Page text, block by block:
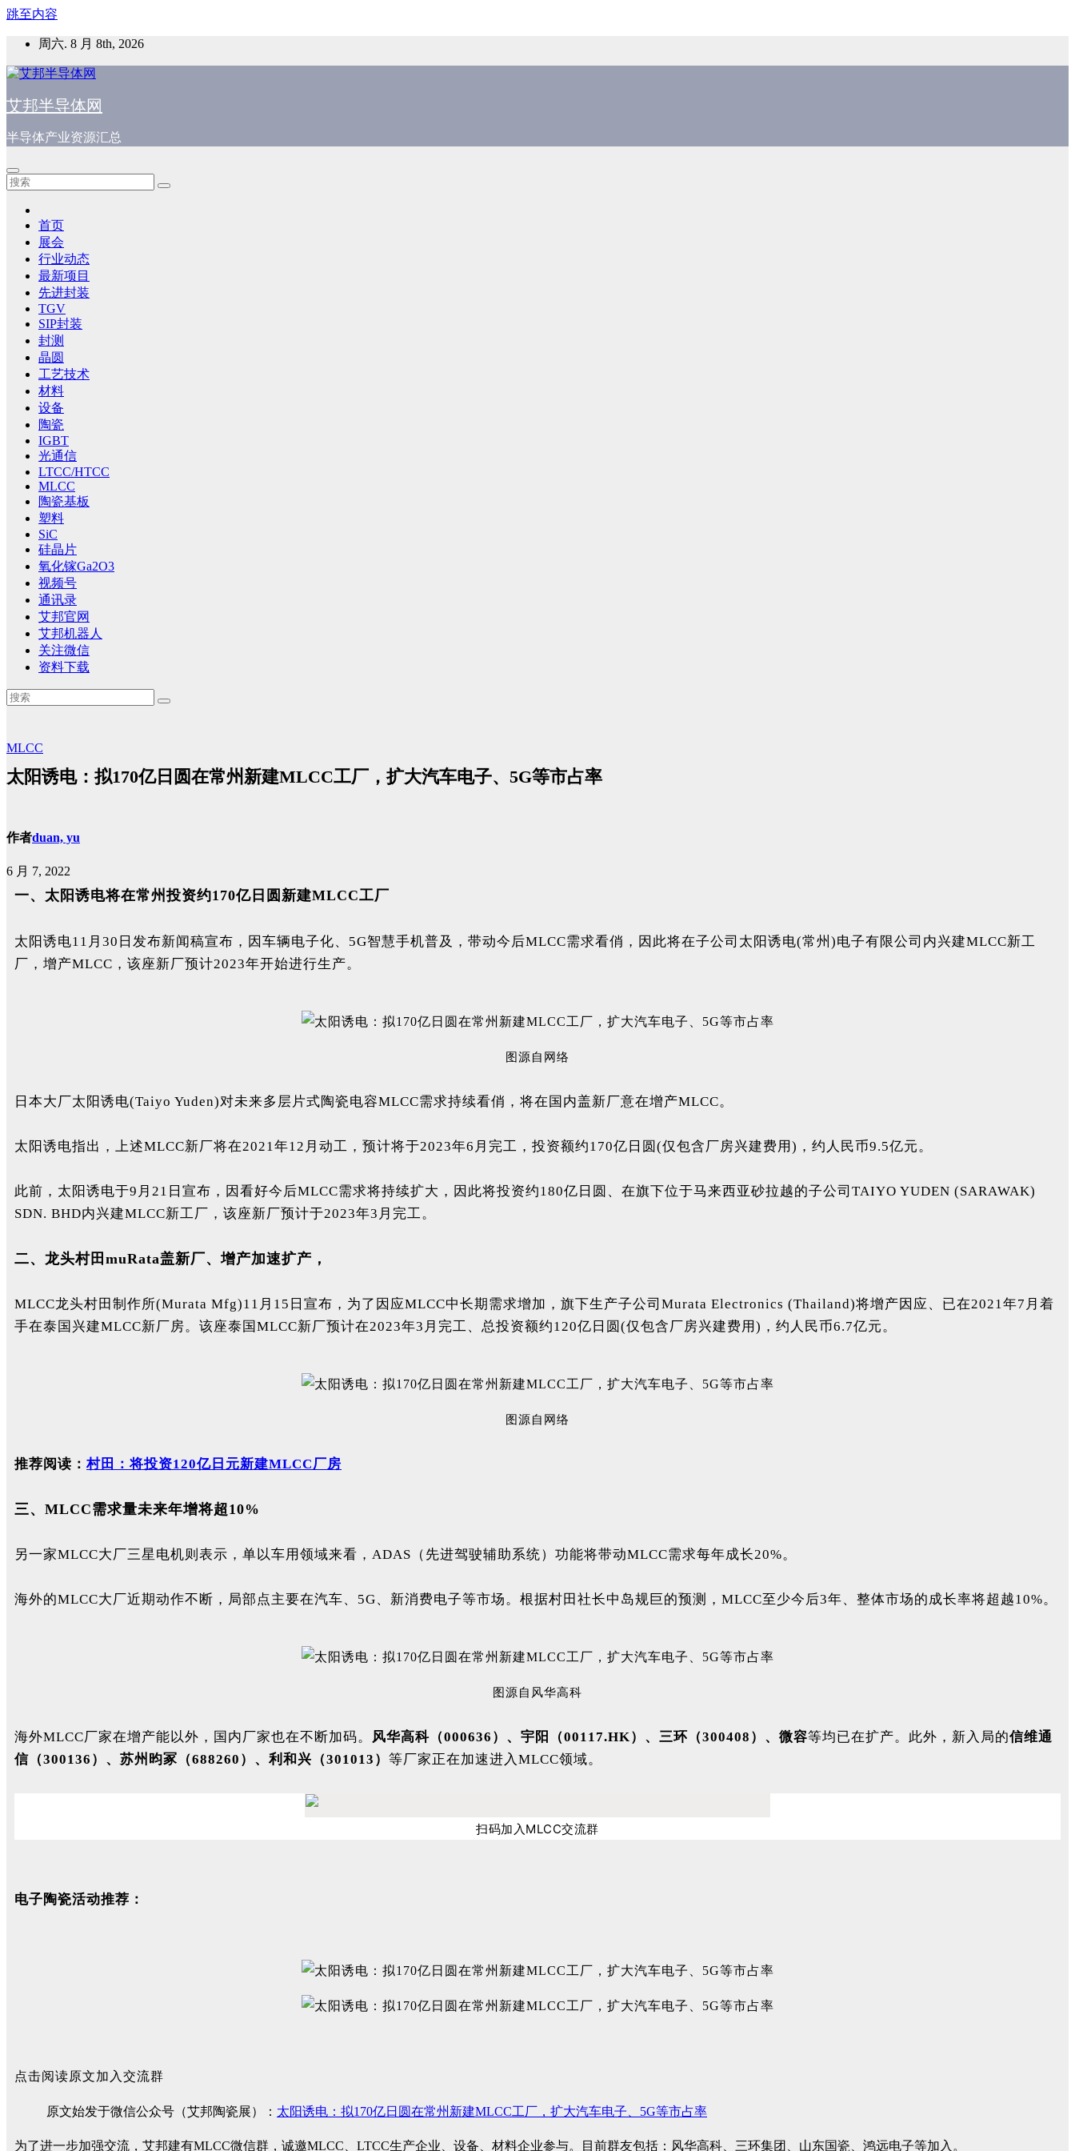
跳至内容
周六. 8 月 8th, 2026
艾邦半导体网
半导体产业资源汇总
首页
展会
行业动态
最新项目
先进封装
TGV
SIP封装
封测
晶圆
工艺技术
材料
设备
陶瓷
IGBT
光通信
LTCC/HTCC
MLCC
陶瓷基板
塑料
SiC
硅晶片
氧化镓Ga2O3
视频号
通讯录
艾邦官网
艾邦机器人
关注微信
资料下载
MLCC
太阳诱电：拟170亿日圆在常州新建MLCC工厂，扩大汽车电子、5G等市占率
作者duan, yu
6 月 7, 2022
一、太阳诱电将在常州投资约170亿日圆 新建MLCC工厂
太阳诱电11月30日发布新闻稿宣布，因车辆电子化、5G智慧手机普及，带动今后MLCC需求看俏，因此将在子公司太阳诱电(常州)电子有限公司内兴建MLCC新工
厂，增产MLCC，该座新厂预计2023年开始进行生产。
图源自网络
日本大厂太阳诱电(Taiyo Yuden)对未来多层片式陶瓷电容MLCC需求持续看俏，将在国内盖新厂意在增产MLCC。
太阳诱电指出，上述MLCC新厂将在2021年12月动工，预计将于2023年6月完工，投资额约170亿日圆(仅包含厂房兴建费用)，约人民币9.5亿元。
此前，太阳诱电于9月21日宣布，因看好今后MLCC需求将持续扩大，因此将投资约180亿日圆、在旗下位于马来西亚砂拉越的子公司TAIYO YUDEN (SARAWAK)
SDN. BHD内兴建MLCC新工厂，该座新厂预计于2023年3月完工。
二、龙头村田muRata盖新厂、增产加速扩产，
MLCC龙头村田制作所(Murata Mfg)11月15日宣布，为了因应MLCC中长期需求增加，旗下生产子公司Murata Electronics (Thailand)将增产因应、已在2021年7月着
手在泰国兴建MLCC新厂房。该座泰国MLCC新厂预计在2023年3月完工、总投资额约120亿日圆(仅包含厂房兴建费用)，约人民币6.7亿元。
图源自网络
推荐阅读：村田：将投资120亿日元新建MLCC厂房
三、MLCC需求量未来年增将超10%
另一家MLCC大厂三星电机则表示，单以车用领域来看，ADAS（先进驾驶辅助系统）功能将带动MLCC需求每年成长20%。
海外的MLCC大厂近期动作不断，局部点主要在汽车、5G、新消费电子等市场。根据村田社长中岛规巨的预测，MLCC至少今后3年、整体市场的成长率将超越10%。
图源自风华高科
海外MLCC厂家在增产能以外，国内厂家也在不断加码。 风华高科（000636）、宇阳（00117.HK）、三环（300408）、微容等均已在扩产。此外，新入局的信维通
信（300136）、苏州昀冢（688260）、利和兴（301013） 等厂家正在加速进入MLCC领域。
扫码加入MLCC交流群
电子陶瓷活动推荐：
点击阅读原文加入交流群
原文始发于微信公众号（艾邦陶瓷展）： 太阳诱电：拟170亿日圆在常州新建MLCC工厂，扩大汽车电子、5G等市占率
为了进一步加强交流，艾邦建有MLCC微信群，诚邀MLCC、LTCC生产企业、设备、材料企业参与。目前群友包括：风华高科、三环集团、山东国瓷、鸿远电子等加入。